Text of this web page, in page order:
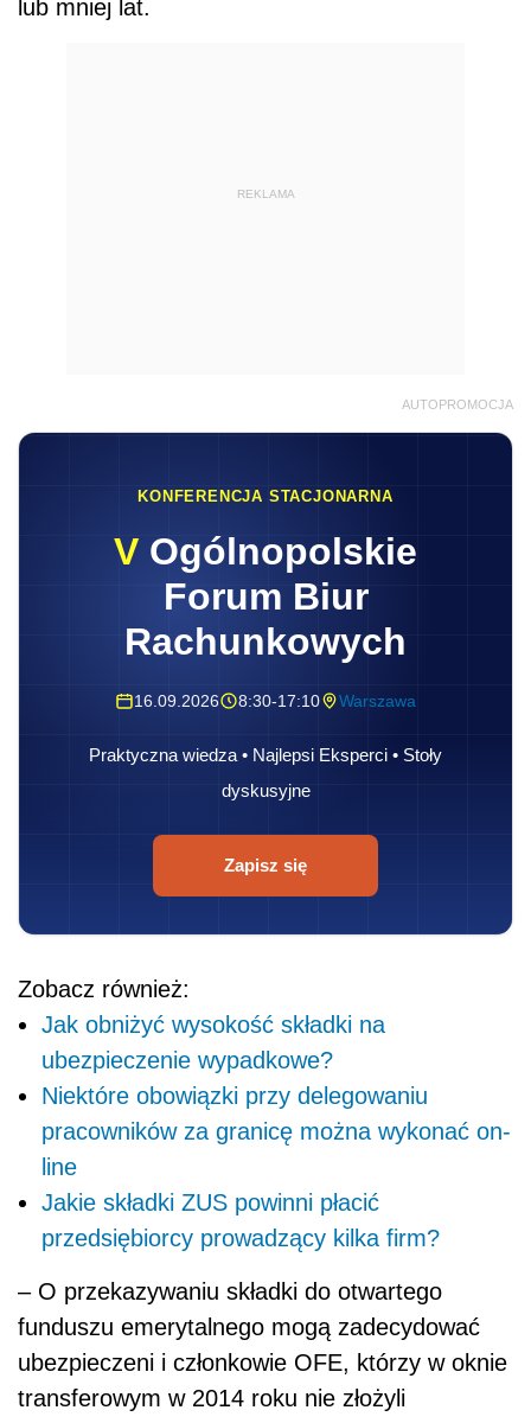
lub mniej lat.
REKLAMA
AUTOPROMOCJA
KONFERENCJA STACJONARNA
V Ogólnopolskie
Forum Biur
Rachunkowych
16.09.2026 8:30-17:10 Warszawa
Praktyczna wiedza • Najlepsi Eksperci • Stoły
dyskusyjne
Zapisz się
Zobacz również:
Jak obniżyć wysokość składki na
ubezpieczenie wypadkowe?
Niektóre obowiązki przy delegowaniu
pracowników za granicę można wykonać on-
line
Jakie składki ZUS powinni płacić
przedsiębiorcy prowadzący kilka firm?
– O przekazywaniu składki do otwartego
funduszu emerytalnego mogą zadecydować
ubezpieczeni i członkowie OFE, którzy w oknie
transferowym w 2014 roku nie złożyli